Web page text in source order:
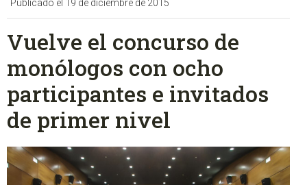
Publicado el 19 de diciembre de 2015
Vuelve el concurso de
monólogos con ocho
participantes e invitados
de primer nivel